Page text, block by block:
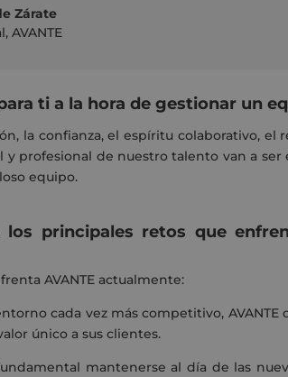
Zárate
, AVANTE
ti a la hora de gestionar un
la confianza, el espíritu colaborativo, el
profesional de nuestro talento van a ser
equipo.
los principales retos que
AVANTE actualmente:
cada vez más competitivo, AVANTE
único a sus clientes.
mantenerse al día de las